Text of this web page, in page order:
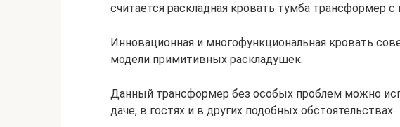
считается раскладная кровать тумба трансформер с
Инновационная и многофункциональная кровать
модели примитивных раскладушек.
Данный трансформер без особых проблем можно
даче, в гостях и в других подобных обстоятельствах.